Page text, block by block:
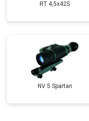
RT 4,5х42S
NV 5 Spartan